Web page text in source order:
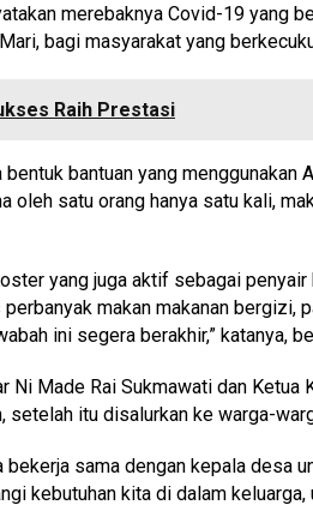
merebaknya Covid-19 yang
bagi masyarakat yang
Raih Prestasi
bantuan yang
oleh satu orang hanya satu kali,
yang juga aktif sebagai
makan makanan
ini segera berakhir,” katanya,
Ni Made Rai Sukmawati dan
itu disalurkan ke warga-
bekerja sama dengan kepala
kebutuhan kita di dalam